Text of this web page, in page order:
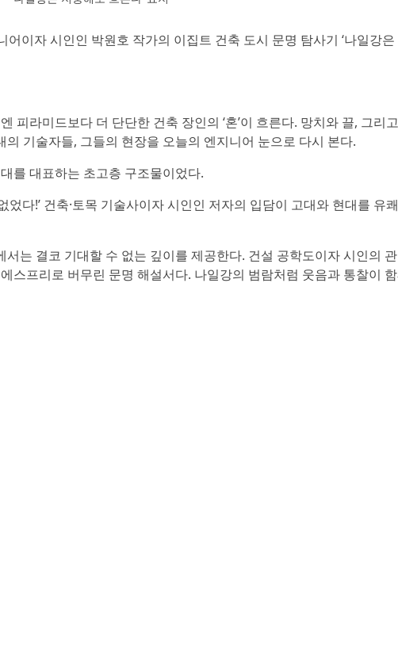
어이자 시인인 박원호 작가의 이집트 건축 도시 문명 탐사기 ‘나일강
피라미드보다 더 단단한 건축 장인의 ‘혼’이 흐른다. 망치와 끌, 그리
기술자들, 그들의 현장을 오늘의 엔지니어 눈으로 다시 본다.
를 대표하는 초고층 구조물이었다.
다!’ 건축·토목 기술사이자 시인인 저자의 입담이 고대와 현대를 유
는 결코 기대할 수 없는 깊이를 제공한다. 건설 공학도이자 시인의
스프리로 버무린 문명 해설서다. 나일강의 범람처럼 웃음과 통찰이